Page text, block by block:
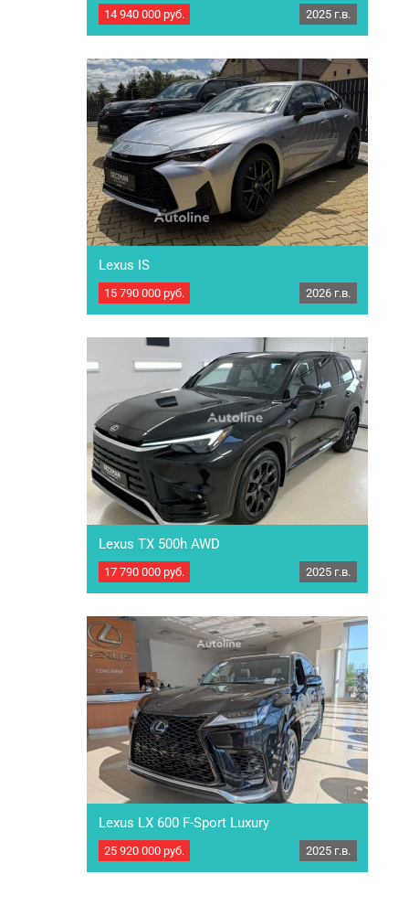
ЦЕНА С НДС!!!! Компания ООО "ТРАК
транспорта с 2012 года! Наша компания
является прямым поставщиком из Европы
автомобилей и мототехники по
параллельному импорту! ПОД ЗАКАЗ из
ЕВРОПЫ Новый автомобиль Lexus TX 350 AWD
Год выпуска: 2025 г.в. Пробег: 1000…
14 940 000 руб. 2025 г.в.
ЦЕНА С НДС!!!!! Компания ООО "ТРАК
транспорта с 2012 года! Наша компания
является прямым поставщиком из Европы
автомобилей и мототехники по
параллельному импорту! ПОД ЗАКАЗ из
ЕВРОПЫ Новый автомобиль Lexus IS Год
выпуска: 2026 г.в. Пробег: 1000 км.
Мощность:316…
Lexus IS
15 790 000 руб. 2026 г.в.
ЦЕНА С НДС!!!!! Компания ООО "ТРАК
транспорта с 2012 года! Наша компания
является прямым поставщиком из Европы
автомобилей и мототехники по
параллельному импорту! ПОД ЗАКАЗ из
ЕВРОПЫ Новый автомобиль Lexus TX 500h
AWD Год выпуска: 2025 г.в. Пробег:1000…
Lexus TX 500h AWD
17 790 000 руб. 2025 г.в.
ЦЕНА С НДС!!! Компания ООО "ТРАК
Lexus LX 600 F-Sport Luxury
25 920 000 руб. 2025 г.в.